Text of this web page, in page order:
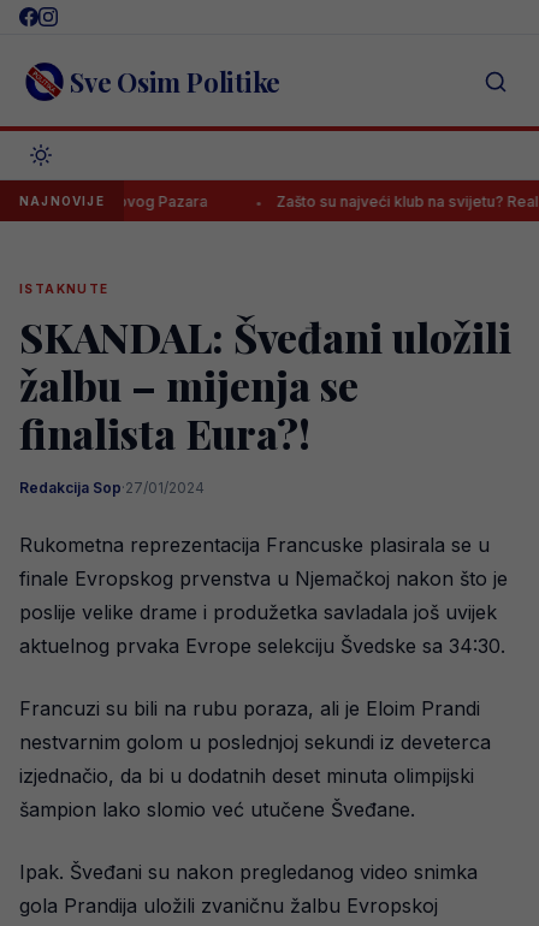
Skip
content Sve Osim Politike
NAJNOVIJE
Novog Pazara Zašto su najveći klub na svijetu? Real Madrid
ISTAKNUTE
SKANDAL: Šveđani uložili
žalbu – mijenja se
finalista Eura?!
Redakcija Sop·27/01/2024
Rukometna reprezentacija Francuske plasirala se u
finale Evropskog prvenstva u Njemačkoj nakon što je
poslije velike drame i produžetka savladala još uvijek
aktuelnog prvaka Evrope selekciju Švedske sa 34:30.
Francuzi su bili na rubu poraza, ali je Eloim Prandi
nestvarnim golom u poslednjoj sekundi iz deveterca
izjednačio, da bi u dodatnih deset minuta olimpijski
šampion lako slomio već utučene Šveđane.
Ipak. Šveđani su nakon pregledanog video snimka
gola Prandija uložili zvaničnu žalbu Evropskoj